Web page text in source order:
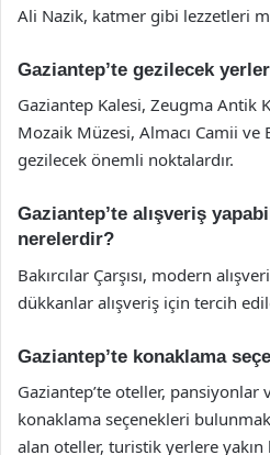
Ali Nazik, katmer gibi lezzetleri
Gaziantep’te gezilecek
Gaziantep Kalesi, Zeugma Antik
Mozaik Müzesi, Almacı Camii ve
gezilecek önemli noktalardır.
Gaziantep’te alışveriş
nerelerdir?
Bakırcılar Çarşısı, modern
dükkanlar alışveriş için tercih
Gaziantep’te konaklama
Gaziantep’te oteller,
konaklama seçenekleri
alan oteller, turistik yerlere